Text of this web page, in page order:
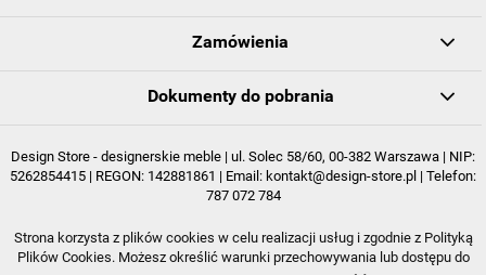
Strona korzysta z plików cookies w celu realizacji usług i zgodnie z Polityką
Plików Cookies. Możesz określić warunki przechowywania lub dostępu do
Zamówienia
Dokumenty do pobrania
Design Store - designerskie meble | ul. Solec 58/60, 00-382 Warszawa | NIP:
5262854415 | REGON: 142881861 | Email: kontakt@design-store.pl | Telefon:
787 072 784
POKAŻ PEŁNĄ WERSJĘ STRONY